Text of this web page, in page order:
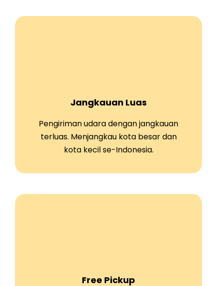
Jangkauan Luas
Pengiriman udara dengan jangkauan
terluas. Menjangkau kota besar dan
kota kecil se-Indonesia.
Free Pickup